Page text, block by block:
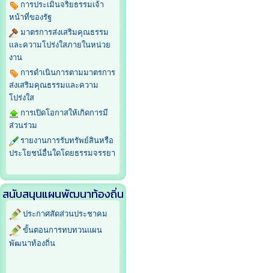
การประเมินจริยธรรมเจ้า
หน้าที่ของรัฐ
มาตรการส่งเสริมคุณธรรม
และความโปร่งใสภายในหน่วย
งาน
การดำเนินการตามมาตรการ
ส่งเสริมคุณธรรมและความ
โปร่งใส
การเปิดโอกาสให้เกิดการมี
ส่วนร่วม
รายงานการรับทรัพย์สินหรือ
ประโยชน์อื่นใดโดยธรรมจรรยา
สนับสนุนแผนพัฒนาท้องถิ่น
ประกาศสัดส่วนประชาคม
ขั้นตอนการทบทวนแผน
พัฒนาท้องถิ่น